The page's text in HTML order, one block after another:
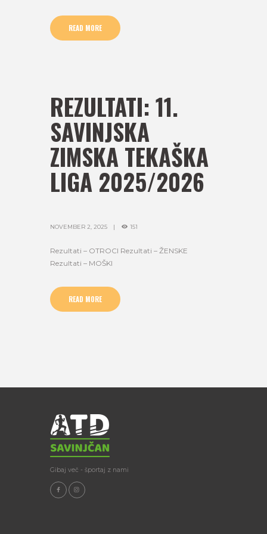
READ MORE
REZULTATI: 11.
SAVINJSKA
ZIMSKA TEKAŠKA
LIGA 2025/2026
NOVEMBER 2, 2025 151
Rezultati – OTROCI Rezultati – ŽENSKE
Rezultati – MOŠKI
READ MORE
Gibaj več - športaj z nami